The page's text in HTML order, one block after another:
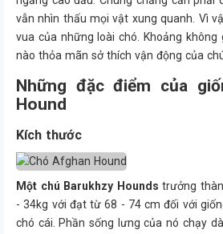
vẫn nhìn thấu mọi vật xung quanh. Vì
vua của những loài chó. Khoảng không
nào thỏa mãn sở thích vận động của
Những đặc điểm của
Hound
Kích thước
Một chú Barukhzy Hounds trưởng
- 34kg với đạt từ 68 - 74 cm đối với
chó cái. Phần sống lưng của nó chạy